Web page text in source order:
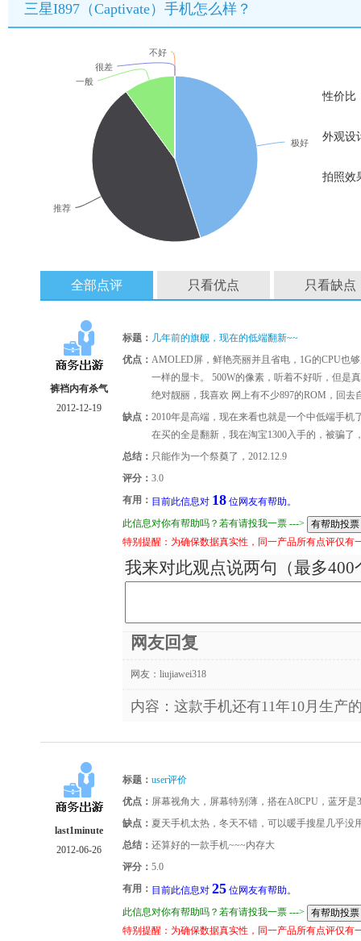
三星I897（Captivate）手机怎么样？
极好
推荐
一般
不好
很差
性价比
外观设
拍照效
全部点评 只看优点 只看缺点
裤裆内有杀气
2012-12-19
标题： 几年前的旗舰，现在的低端翻新~~
优点： AMOLED屏，鲜艳亮丽并且省电，1G的CPU也
一样的显卡。 500W的像素，听着不好听，但是
绝对靓丽，我喜欢 网上有不少897的ROM，回去
缺点： 2010年是高端，现在来看也就是一个中低端手
在买的全是翻新，我在淘宝1300入手的，被骗
总结： 只能作为一个祭奠了，2012.12.9
评分： 3.0
有用： 目前此信息对 18 位网友有帮助。
此信息对你有帮助吗？若有请投我一票 --->
特别提醒：为确保数据真实性，同一产品所有点评仅有
我来对此观点说两句（最多400
网友回复
网友： liujiawei318
内容：这款手机还有11年10月生产
last1minute
2012-06-26
标题： user评价
优点： 屏幕视角大，屏幕特别薄，搭在A8CPU，蓝牙
缺点： 夏天手机太热，冬天不错，可以暖手搜星几乎没
总结： 还算好的一款手机~~~内存大
评分： 5.0
有用： 目前此信息对 25 位网友有帮助。
此信息对你有帮助吗？若有请投我一票 --->
特别提醒：为确保数据真实性，同一产品所有点评仅有